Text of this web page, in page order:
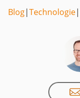
Blog|Technologie|